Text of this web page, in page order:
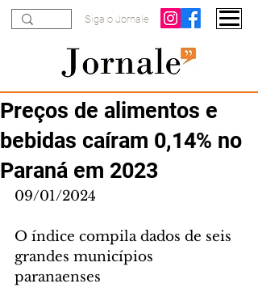
Siga o Jornale
Preços de alimentos e
bebidas caíram 0,14% no
Paraná em 2023
09/01/2024
O índice compila dados de seis
grandes municípios
paranaenses